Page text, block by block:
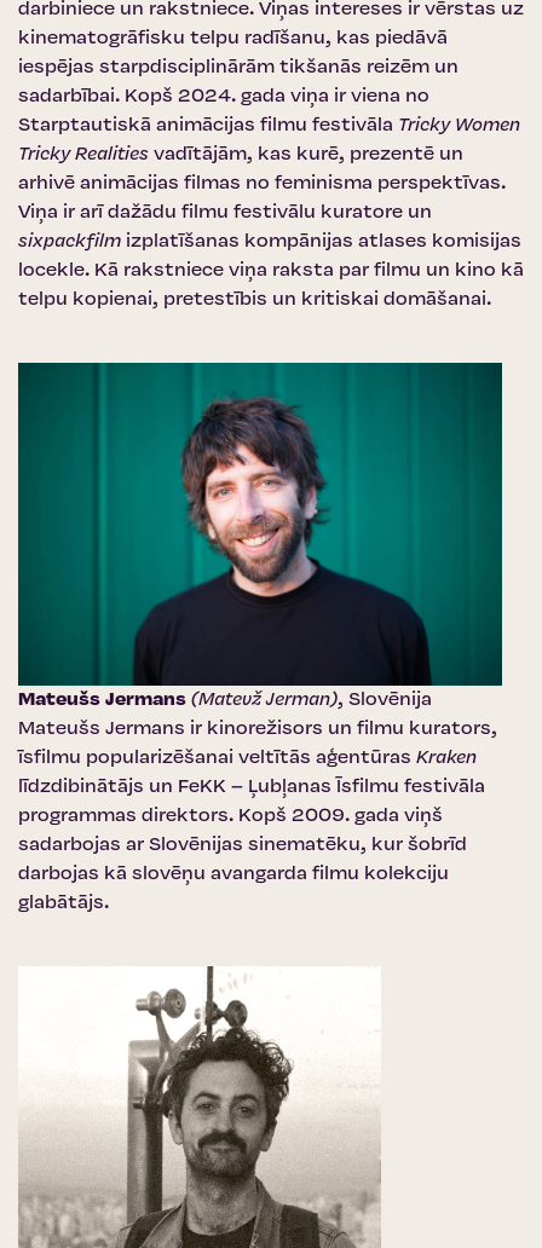
darbiniece un rakstniece. Viņas intereses ir vērstas uz
kinematogrāfisku telpu radīšanu, kas piedāvā
iespējas starpdisciplinārām tikšanās reizēm un
sadarbībai. Kopš 2024. gada viņa ir viena no
Starptautiskā animācijas filmu festivāla Tricky Women
Tricky Realities vadītājām, kas kurē, prezentē un
arhivē animācijas filmas no feminisma perspektīvas.
Viņa ir arī dažādu filmu festivālu kuratore un
sixpackfilm izplatīšanas kompānijas atlases komisijas
locekle. Kā rakstniece viņa raksta par filmu un kino kā
telpu kopienai, pretestībis un kritiskai domāšanai.
Mateušs Jermans (Matevž Jerman), Slovēnija
Mateušs Jermans ir kinorežisors un filmu kurators,
īsfilmu popularizēšanai veltītās aģentūras Kraken
līdzdibinātājs un FeKK – Ļubļanas Īsfilmu festivāla
programmas direktors. Kopš 2009. gada viņš
sadarbojas ar Slovēnijas sinematēku, kur šobrīd
darbojas kā slovēņu avangarda filmu kolekciju
glabātājs.